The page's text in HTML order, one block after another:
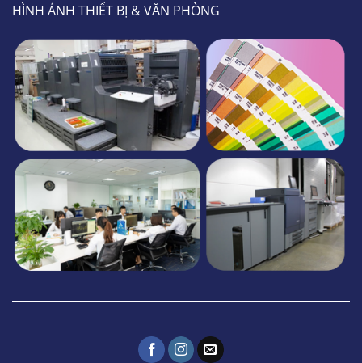
HÌNH ẢNH THIẾT BỊ & VĂN PHÒNG